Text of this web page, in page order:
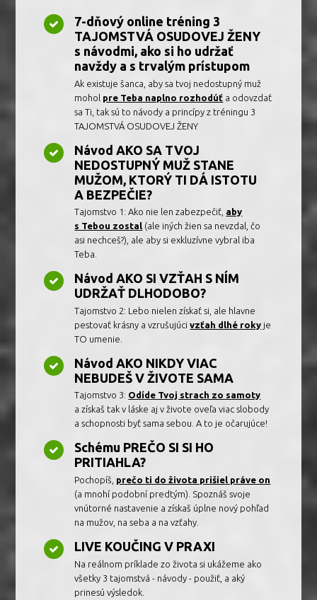
7-dňový online tréning 3
TAJOMSTVÁ OSUDOVEJ ŽENY
s návodmi, ako si ho udržať
navždy a s trvalým prístupom
Ak existuje šanca, aby sa tvoj nedostupný muž
mohol pre Teba naplno rozhodúť a odovzdať
sa Ti, tak sú to návody a princípy z tréningu 3
TAJOMSTVÁ OSUDOVEJ ŽENY
Návod AKO SA TVOJ
NEDOSTUPNÝ MUŽ STANE
MUŽOM, KTORÝ TI DÁ ISTOTU
A BEZPEČIE?
Tajomstvo 1: Ako nie len zabezpečiť, aby
s Tebou zostal (ale iných žien sa nevzdal, čo
asi nechceš?), ale aby si exkluzívne vybral iba
Teba.
Návod AKO SI VZŤAH S NÍM
UDRŽAŤ DLHODOBO?
Tajomstvo 2: Lebo nielen získať si, ale hlavne
pestovať krásny a vzrušujúcivzťah dlhé roky je
TO umenie.
Návod AKO NIKDY VIAC
NEBUDEŠ V ŽIVOTE SAMA
Tajomstvo 3: Odíde Tvoj strach zo samoty
a získaš tak v láske aj v živote oveľa viac slobody
a schopnosti byť sama sebou. A to je očarujúce!
Schému PREČO SI SI HO
PRITIAHLA?
Pochopíš, prečo ti do života prišiel práve on
(a mnohí podobní predtým). Spoznáš svoje
vnútorné nastavenie a získaš úplne nový pohľad
na mužov, na seba a na vzťahy.
LIVE KOUČING V PRAXI
Na reálnom príklade zo života si ukážeme ako
všetky 3 tajomstvá - návody - použiť, a aký
prinesú výsledok.